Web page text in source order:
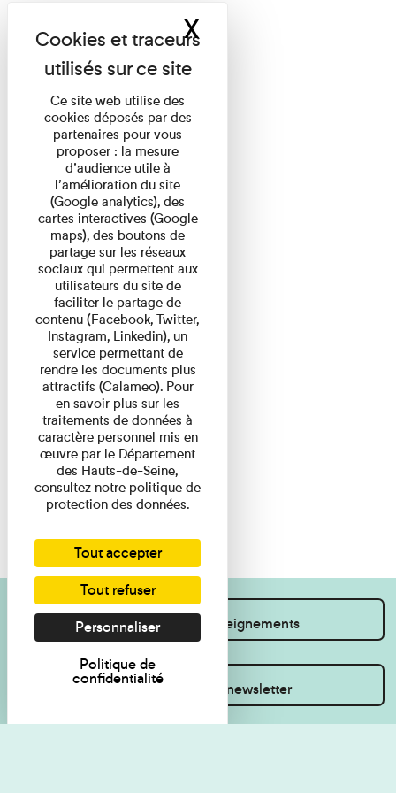
Je souhaite des renseignements
Inscrivez-vous à la newsletter
Ce site web utilise des
cookies déposés par des
partenaires pour vous
proposer : la mesure
d’audience utile à
l’amélioration du site
(Google analytics), des
cartes interactives (Google
maps), des boutons de
partage sur les réseaux
sociaux qui permettent aux
utilisateurs du site de
faciliter le partage de
contenu (Facebook, Twitter,
Instagram, Linkedin), un
service permettant de
rendre les documents plus
attractifs (Calameo). Pour
en savoir plus sur les
traitements de données à
caractère personnel mis en
œuvre par le Département
des Hauts-de-Seine,
consultez notre politique de
protection des données.
Tout accepter
Tout refuser
Personnaliser
Politique de
confidentialité
XMasquer le